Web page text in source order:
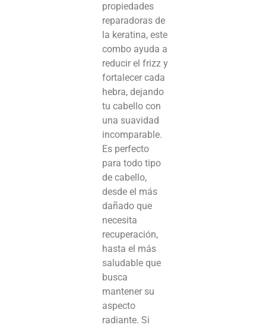
propiedades
reparadoras de
la keratina, este
combo ayuda a
reducir el frizz y
fortalecer cada
hebra, dejando
tu cabello con
una suavidad
incomparable.
Es perfecto
para todo tipo
de cabello,
desde el más
dañado que
necesita
recuperación,
hasta el más
saludable que
busca
mantener su
aspecto
radiante. Si